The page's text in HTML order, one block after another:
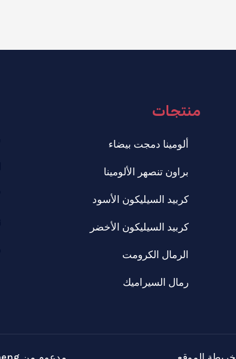
منتجات
ألومينا دمجت بيضاء
براون تنصهر الألومينا
كربيد السيليكون الأسود
كربيد السيليكون الأخضر
الرمال الكرومت
رمال السيراميك